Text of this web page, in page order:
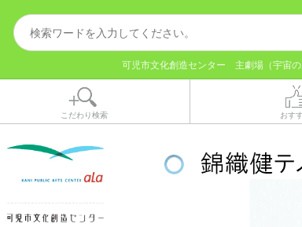
可児市文化創造センター 主劇場（宇宙
こだわり検索 おす